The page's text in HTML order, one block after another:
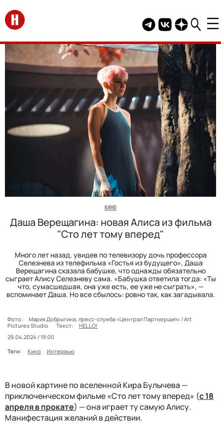
Перейти на главную
Telegram канал
Группа HELLO
Канал
КИНО
Даша Верещагина: новая Алиса из фильма
"Сто лет тому вперед"
Много лет назад, увидев по телевизору дочь профессора
Селезнева из телефильма «Гостья из будущего», Даша
Верещагина сказала бабушке, что однажды обязательно
сыграет Алису Селезневу сама. «Бабушка ответила тогда: «Ты
что, сумасшедшая, она уже есть, ее уже не сыграть», —
вспоминает Даша. Но все сбылось: ровно так, как загадывала.
Фото:
Мария Добрыгина, пресс-служба «Централ Партнершип» / Art
Pictures Studio
Текст:
HELLO!
29.04.2024 / 19:00
Теги:
Кино Интервью
В новой картине по вселенной Кира Булычева —
приключенческом фильме «Сто лет тому вперед» (с 18
апреля в прокате) — она играет ту самую Алису.
Манифестация желаний в действии.